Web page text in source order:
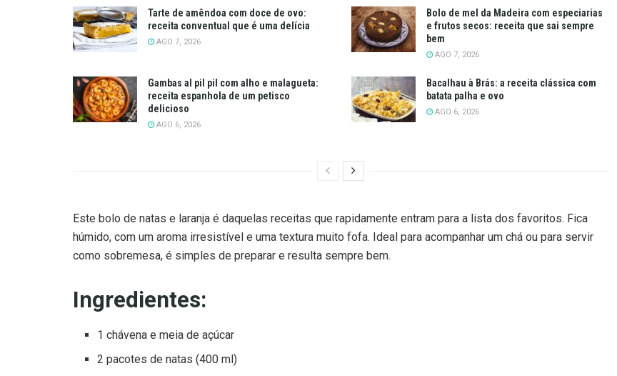
Tarte de amêndoa com doce de ovo:
receita conventual que é uma delícia
AGO 7, 2026
Bolo de mel da Madeira com especiarias
e frutos secos: receita que sai sempre
bem
AGO 7, 2026
Gambas al pil pil com alho e malagueta:
receita espanhola de um petisco
delicioso
AGO 6, 2026
Bacalhau à Brás: a receita clássica com
batata palha e ovo
AGO 6, 2026
Este bolo de natas e laranja é daquelas receitas que rapidamente entram para a lista dos favoritos. Fica
húmido, com um aroma irresistível e uma textura muito fofa. Ideal para acompanhar um chá ou para servir
como sobremesa, é simples de preparar e resulta sempre bem.
Ingredientes:
1 chávena e meia de açúcar
2 pacotes de natas (400 ml)